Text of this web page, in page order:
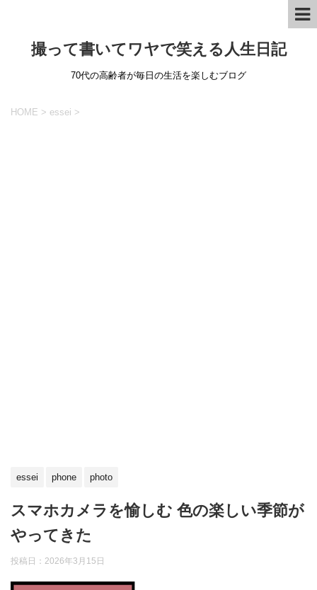
撮って書いてワヤで笑える人生日記
70代の高齢者が毎日の生活を楽しむブログ
HOME > essei >
essei phone photo
スマホカメラを愉しむ 色の楽しい季節が
やってきた
投稿日： 2026年3月15日